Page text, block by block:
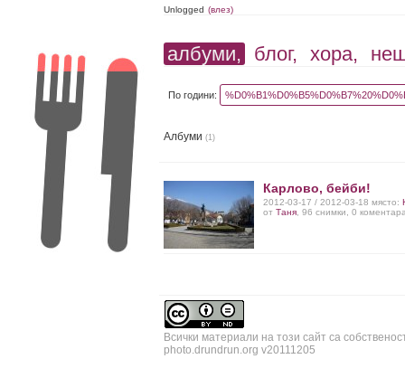
Unlogged (влез)
албуми, блог, хора,
По години:
Албуми(1)
Карлово, бейби!
2012-03-17 / 2012-03-18 място:
отТаня , 96 снимки, 0
Всички материали на този сайт са
photo.drundrun.org v20111205